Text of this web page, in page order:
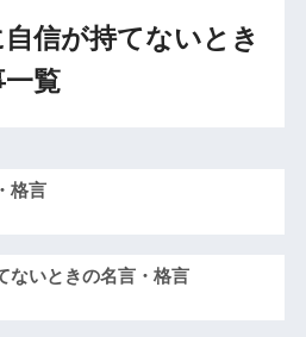
自信が持てないとき
覧
格言
ないときの名言・格言